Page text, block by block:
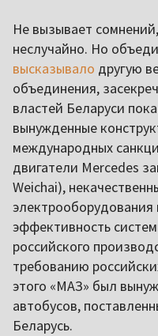
Не вызывает
неслучайно. Но
высказывало другую
объединения,
властей Беларуси
вынужденные
международных
двигатели Merсedes
Weichai),
электрооборудования
эффективность
российского
требованию
этого «МАЗ» был
автобусов,
Беларусь.